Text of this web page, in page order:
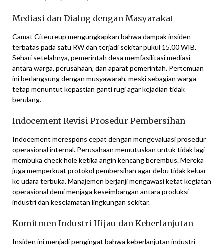
Mediasi dan Dialog dengan Masyarakat
Camat Citeureup mengungkapkan bahwa dampak insiden
terbatas pada satu RW dan terjadi sekitar pukul 15.00 WIB.
Sehari setelahnya, pemerintah desa memfasilitasi mediasi
antara warga, perusahaan, dan aparat pemerintah. Pertemuan
ini berlangsung dengan musyawarah, meski sebagian warga
tetap menuntut kepastian ganti rugi agar kejadian tidak
berulang.
Indocement Revisi Prosedur Pembersihan
Indocement merespons cepat dengan mengevaluasi prosedur
operasional internal. Perusahaan memutuskan untuk tidak lagi
membuka check hole ketika angin kencang berembus. Mereka
juga memperkuat protokol pembersihan agar debu tidak keluar
ke udara terbuka. Manajemen berjanji mengawasi ketat kegiatan
operasional demi menjaga keseimbangan antara produksi
industri dan keselamatan lingkungan sekitar.
Komitmen Industri Hijau dan Keberlanjutan
Insiden ini menjadi pengingat bahwa keberlanjutan industri